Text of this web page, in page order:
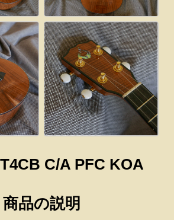
C/A PFC KOA
商品の説明